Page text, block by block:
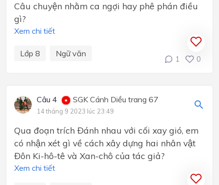
Câu chuyện nhằm ca ngợi hay phê phán điều
gì?
Xem chi tiết
Lớp 8 Ngữ văn
1 0
Câu 4 SGK Cánh Diều trang 67
14 tháng 9 2023 lúc 23:49
Qua đoạn trích Đánh nhau với cối xay gió, em
có nhận xét gì về cách xây dựng hai nhân vật
Đôn Ki-hô-tê và Xan-chô của tác giả?
Xem chi tiết